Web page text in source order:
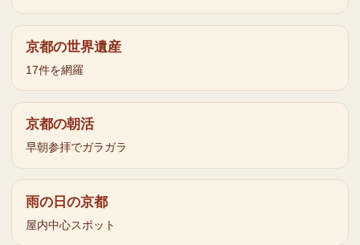
京都の世界遺産
17件を網羅
京都の朝活
早朝参拝でガラガラ
雨の日の京都
屋内中心スポット